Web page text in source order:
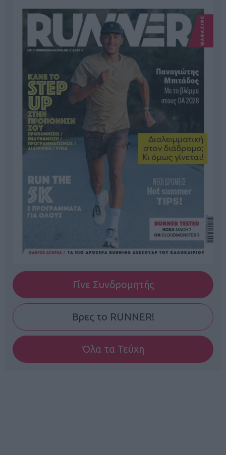
Γίνε Συνδρομητής
Βρες το RUNNER!
Όλα τα Τεύχη